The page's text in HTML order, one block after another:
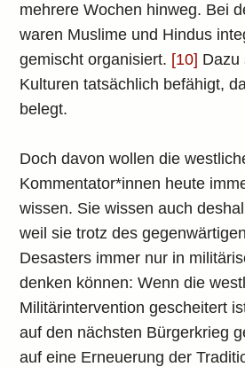
mehrere Wochen hinweg. Bei
waren Muslime und Hindus
gemischt organisiert. [10] Dazu
Kulturen tatsächlich befähigt,
belegt.
Doch davon wollen die
Kommentator*innen heute
wissen. Sie wissen auch
weil sie trotz des
Desasters immer nur in
denken können: Wenn die
Militärintervention gescheitert
auf den nächsten Bürgerkrieg
auf eine Erneuerung der